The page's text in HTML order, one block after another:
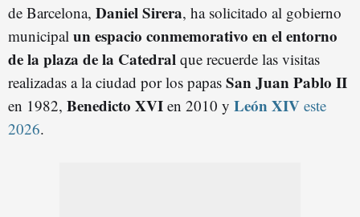
de Barcelona, Daniel Sirera, ha solicitado al gobierno
municipal un espacio conmemorativo en el entorno
de la plaza de la Catedral que recuerde las visitas
realizadas a la ciudad por los papas San Juan Pablo II
en 1982, Benedicto XVI en 2010 y León XIV este
2026.